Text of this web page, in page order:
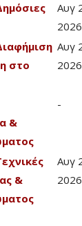
Αυγ
2026
στο
Αυγ
2026
&
-
&
Αυγ
2026